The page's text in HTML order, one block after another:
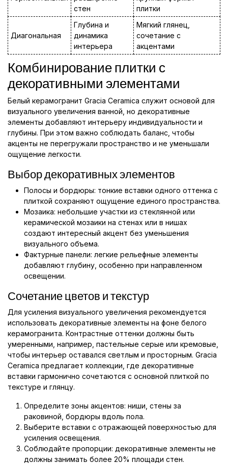
стен
плитки
Диагональная
Глубина и
динамика
интерьера
Мягкий глянец,
сочетание с
акцентами
Комбинирование плитки с
декоративными элементами
Белый керамогранит Gracia Ceramica служит основой для
визуального увеличения ванной, но декоративные
элементы добавляют интерьеру индивидуальности и
глубины. При этом важно соблюдать баланс, чтобы
акценты не перегружали пространство и не уменьшали
ощущение легкости.
Выбор декоративных элементов
Полосы и бордюры: тонкие вставки одного оттенка с
плиткой сохраняют ощущение единого пространства.
Мозаика: небольшие участки из стеклянной или
керамической мозаики на стенах или в нишах
создают интересный акцент без уменьшения
визуального объема.
Фактурные панели: легкие рельефные элементы
добавляют глубину, особенно при направленном
освещении.
Сочетание цветов и текстур
Для усиления визуального увеличения рекомендуется
использовать декоративные элементы на фоне белого
керамогранита. Контрастные оттенки должны быть
умеренными, например, пастельные серые или кремовые,
чтобы интерьер оставался светлым и просторным. Gracia
Ceramica предлагает коллекции, где декоративные
вставки гармонично сочетаются с основной плиткой по
текстуре и глянцу.
Определите зоны акцентов: ниши, стены за
раковиной, бордюры вдоль пола.
Выберите вставки с отражающей поверхностью для
усиления освещения.
Соблюдайте пропорции: декоративные элементы не
должны занимать более 20% площади стен.